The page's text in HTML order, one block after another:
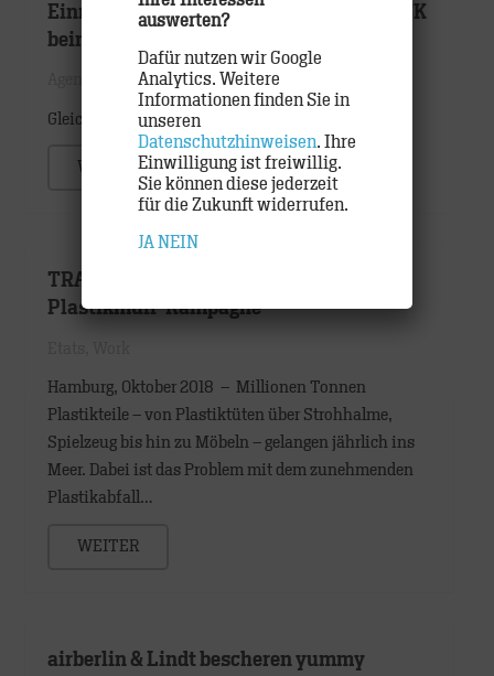
Einmal Gold und dreimal Silber für TRACK
beim Multimedia-Award
Awards
Gleich mit vier Arbeiten …
WEITER
TRACK und WWF starten Anti-
Plastikmüll-Kampagne
Hamburg, Oktober 2018 – Millionen Tonnen
Plastikteile – von Plastiktüten über Strohhalme,
Spielzeug bis hin zu Möbeln – gelangen jährlich ins
Meer. Dabei ist das Problem mit dem zunehmenden
Plastikabfall…
WEITER
airberlin & Lindt bescheren yummy
auswerten?
Dafür nutzen wir Google
Analytics. Weitere
Informationen finden Sie in
unseren
Datenschutzhinweisen. Ihre
Einwilligung ist freiwillig.
Sie können diese jederzeit
für die Zukunft widerrufen.
JA NEIN